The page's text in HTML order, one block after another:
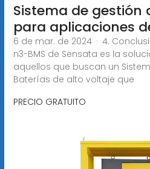
Sistema de gestión
para aplicaciones
6 de mar. de 2024 · 4.
n3-BMS de Sensata es la
aquellos que buscan un
Baterías de alto voltaje que
PRECIO GRATUITO